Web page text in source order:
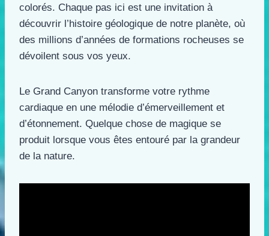
colorés. Chaque pas ici est une invitation à
découvrir l’histoire géologique de notre planète, où
des millions d’années de formations rocheuses se
dévoilent sous vos yeux.
Le Grand Canyon transforme votre rythme
cardiaque en une mélodie d’émerveillement et
d’étonnement. Quelque chose de magique se
produit lorsque vous êtes entouré par la grandeur
de la nature.